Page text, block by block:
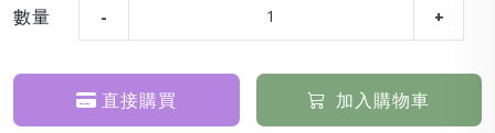
數量
直接購買 加入購物車